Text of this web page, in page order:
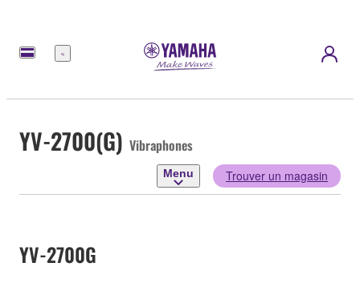
Menu
YV-2700(G) Vibraphones
Menu Trouver un magasin
YV-2700G